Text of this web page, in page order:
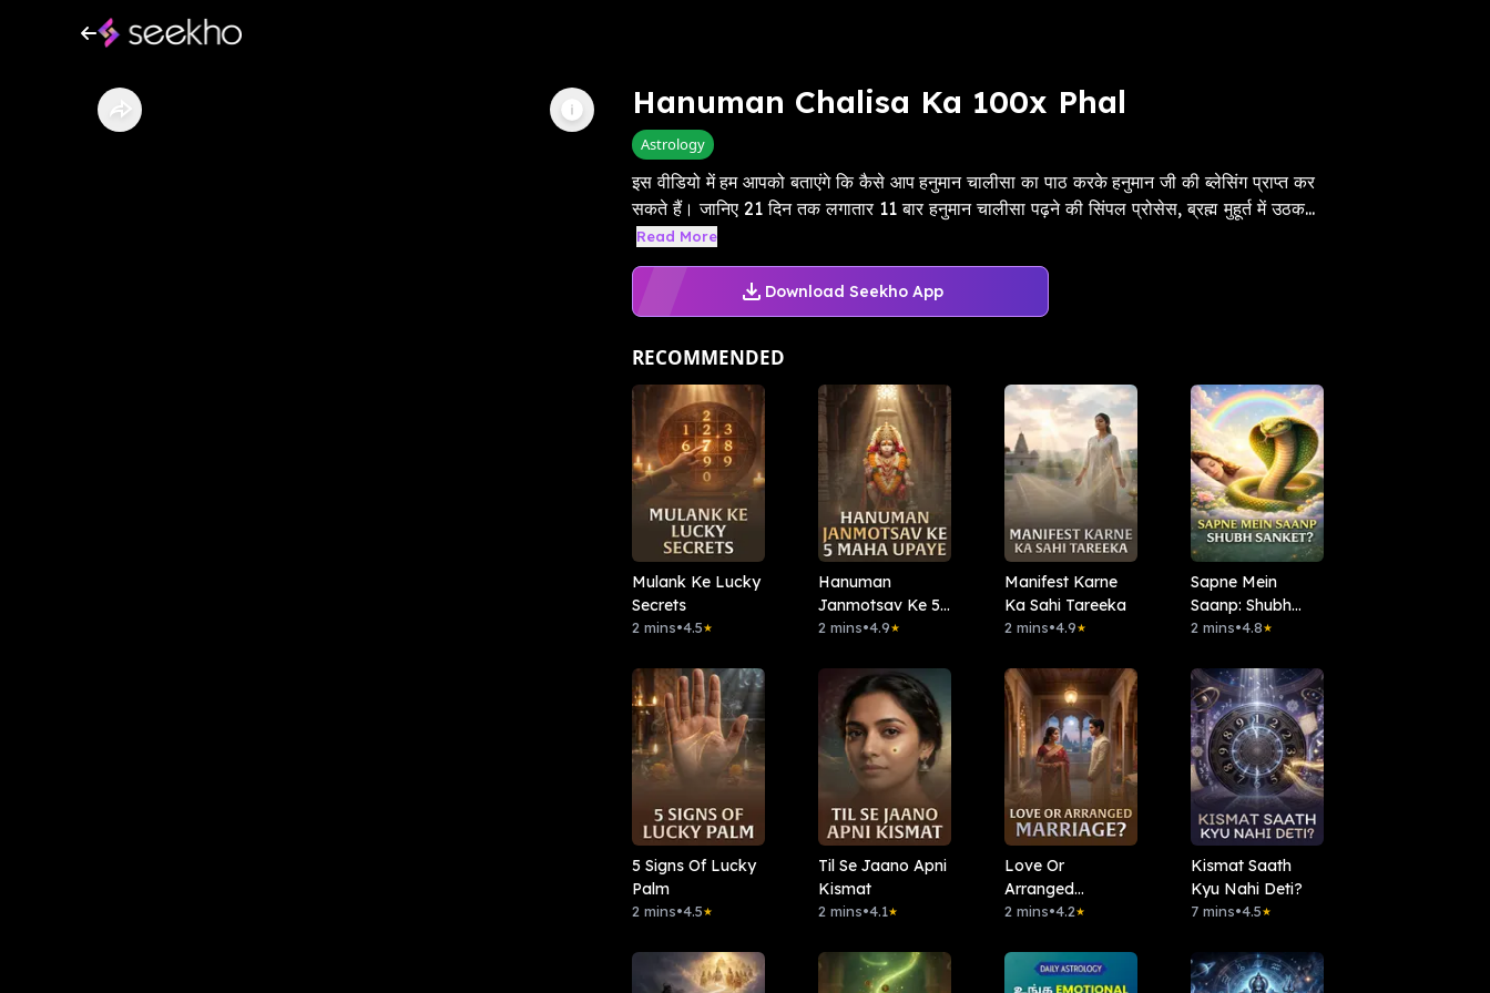
Hanuman Chalisa Ka 100x Phal
Astrology
इस वीडियो में हम आपको बताएंगे कि कैसे आप हनुमान चालीसा का पाठ करके हनुमान जी की ब्लेसिंग प्राप्त कर
सकते हैं। जानिए 21 दिन तक लगातार 11 बार हनुमान चालीसा पढ़ने की सिंपल प्रोसेस, ब्रह्म मुहूर्त में उठक...
Read More
Download Seekho App
RECOMMENDED
Mulank Ke Lucky
Secrets
2 mins•4.5★
Hanuman
Janmotsav Ke 5
Maha Upaye
2 mins•4.9★
Manifest Karne
Ka Sahi Tareeka
2 mins•4.9★
Sapne Mein
Saanp: Shubh
Sanket?
2 mins•4.8★
5 Signs Of Lucky
Palm
2 mins•4.5★
Til Se Jaano Apni
Kismat
2 mins•4.1★
Love Or
Arranged
Marriage?
2 mins•4.2★
Kismat Saath
Kyu Nahi Deti?
7 mins•4.5★